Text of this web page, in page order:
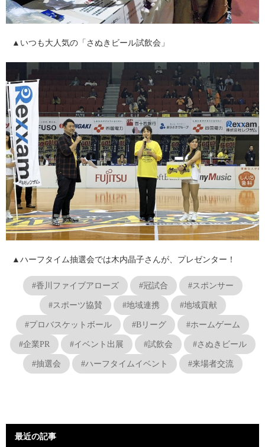
▲いつも大人気の「さぬきビール試飲会」
▲ハーフタイム抽選会では木内晶子さんが、プレゼンター！
#香川ファイブアローズ #冠試合 #スポンサー
#スポーツ協賛 #地域連携 #地域貢献
#プロバスケットボール #Bリーグ #ホームゲーム
#企業PR #イベント出展 #試飲会 #さぬきビール
#抽選会 #ハーフタイムイベント #来場者交流
最近の記事